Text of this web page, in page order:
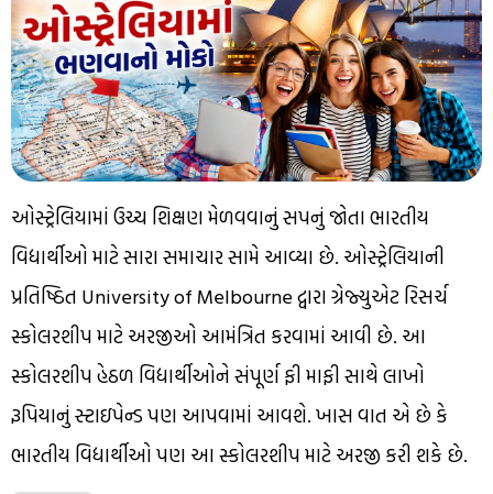
ઓસ્ટ્રેલિયામાં ઉચ્ચ શિક્ષણ મેળવવાનું સપનું જોતા ભારતીય
વિદ્યાર્થીઓ માટે સારા સમાચાર સામે આવ્યા છે. ઓસ્ટ્રેલિયાની
પ્રતિષ્ઠિત University of Melbourne દ્વારા ગ્રેજ્યુએટ રિસર્ચ
સ્કોલરશીપ માટે અરજીઓ આમંત્રિત કરવામાં આવી છે. આ
સ્કોલરશીપ હેઠળ વિદ્યાર્થીઓને સંપૂર્ણ ફી માફી સાથે લાખો
રૂપિયાનું સ્ટાઇપેન્ડ પણ આપવામાં આવશે. ખાસ વાત એ છે કે
ભારતીય વિદ્યાર્થીઓ પણ આ સ્કોલરશીપ માટે અરજી કરી શકે છે.